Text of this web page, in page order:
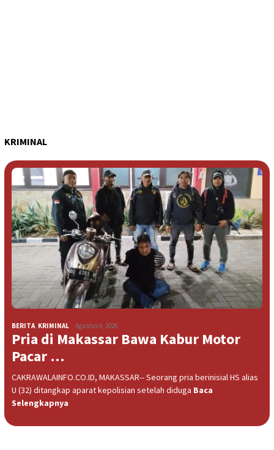
KRIMINAL
BERITA, KRIMINAL Agustus 4, 2026
Pria di Makassar Bawa Kabur Motor
Pacar …
CAKRAWALAINFO.CO.ID, MAKASSAR-- Seorang pria berinisial HS alias
U (32) ditangkap aparat kepolisian setelah diduga Baca
Selengkapnya